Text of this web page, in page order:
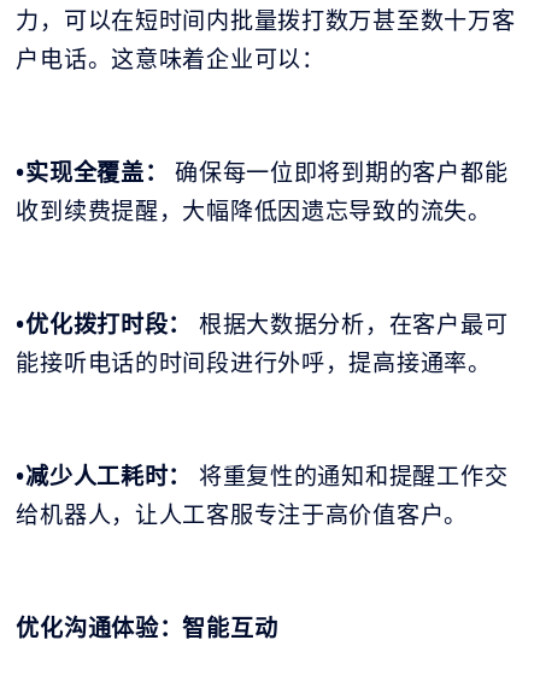
力，可以在短时间内批量拨打数万甚至数十万客
户电话。这意味着企业可以：
•实现全覆盖：
确保每一位即将到期的客户都能
收到续费提醒，大幅降低因遗忘导致的流失。
•优化拨打时段：
根据大数据分析，在客户最可
能接听电话的时间段进行外呼，提高接通率。
•减少人工耗时：
将重复性的通知和提醒工作交
给机器人，让人工客服专注于高价值客户。
优化沟通体验：智能互动